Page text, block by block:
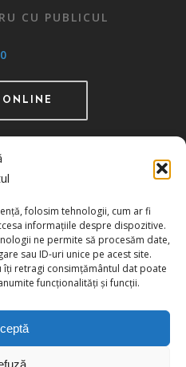
folosim tehnologii, cum ar fi
informațiile despre dispozitive.
ne permite să procesăm date,
sau ID-uri unice pe acest site.
îți retragi consimțământul dat poate
funcționalități și funcții.
CU PUBLICUL
ONLINE
publicată în MO nr.